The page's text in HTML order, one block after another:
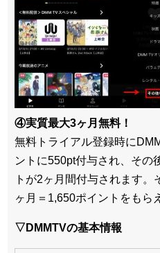
④実質最大3ヶ月無料！
無料トライアル登録時に
ントに550pt付与され、その
トが2ヶ月間付与されます
ヶ月＝1,650ポイントをもら
▽DMMTVの基本情報